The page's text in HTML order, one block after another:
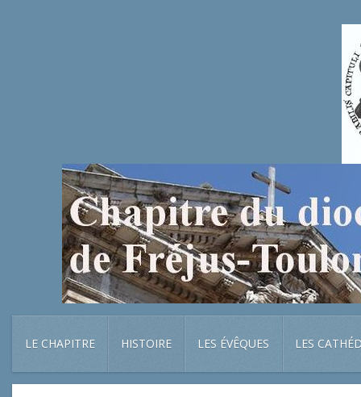
LE CHAPITRE HISTOIRE LES ÉVÊQUES LES